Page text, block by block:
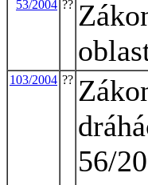
53/2004 ??
103/2004 ??
56/